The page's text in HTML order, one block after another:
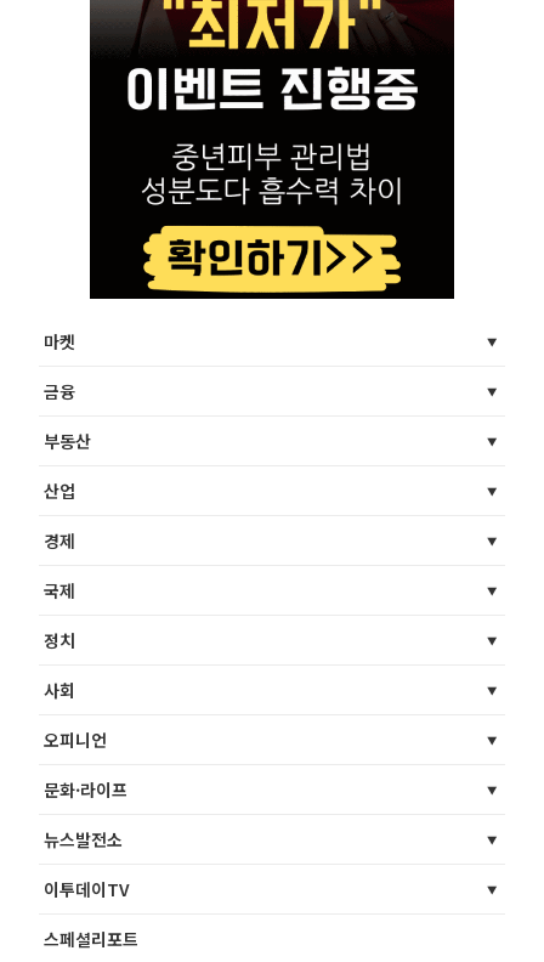
마켓
금융
부동산
산업
경제
국제
정치
사회
오피니언
문화·라이프
뉴스발전소
이투데이TV
스페셜리포트